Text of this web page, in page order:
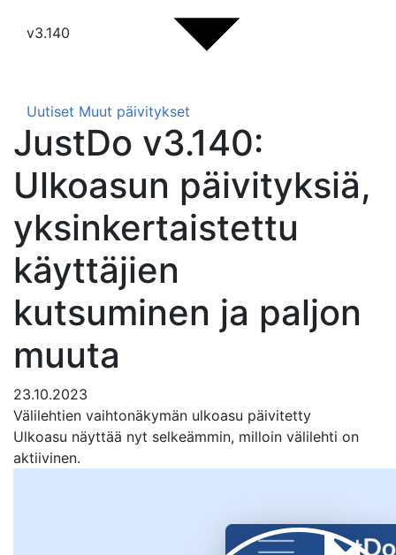
v3.140
Uutiset Muut päivitykset
JustDo v3.140:
Ulkoasun päivityksiä,
yksinkertaistettu
käyttäjien
kutsuminen ja paljon
muuta
23.10.2023
Välilehtien vaihtonäkymän ulkoasu päivitetty
Ulkoasu näyttää nyt selkeämmin, milloin välilehti on
aktiivinen.